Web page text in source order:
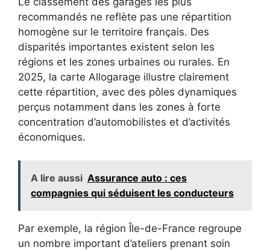
recommandés ne reflète pas une répartition
homogène sur le territoire français. Des
disparités importantes existent selon les
régions et les zones urbaines ou rurales. En
2025, la carte Allogarage illustre clairement
cette répartition, avec des pôles dynamiques
perçus notamment dans les zones à forte
concentration d’automobilistes et d’activités
économiques.
A lire aussi Assurance auto : ces
compagnies qui séduisent les conducteurs
Par exemple, la région Île-de-France regroupe
un nombre important d’ateliers prenant soin